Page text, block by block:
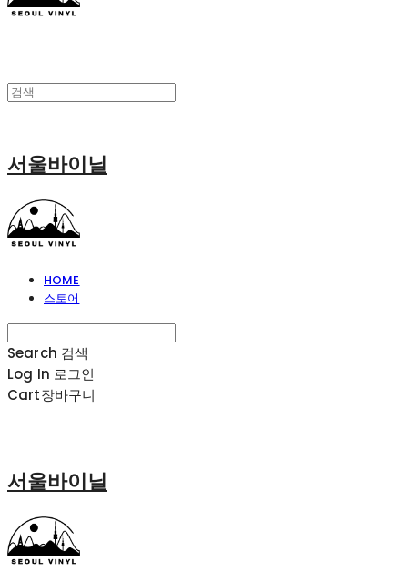
서울바이닐
HOME
스토어
Search 검색
Log In 로그인
Cart장바구니
서울바이닐